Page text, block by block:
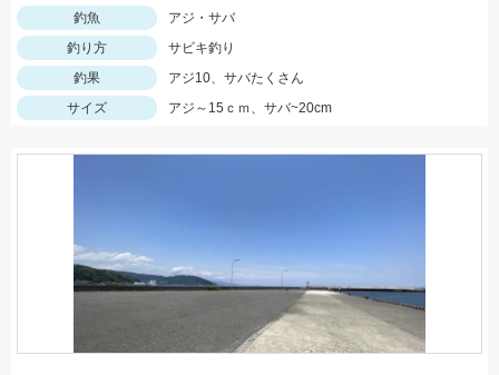
釣魚
アジ・サバ
釣り方
サビキ釣り
釣果
アジ10、サバたくさん
サイズ
アジ～15ｃｍ、サバ~20cm